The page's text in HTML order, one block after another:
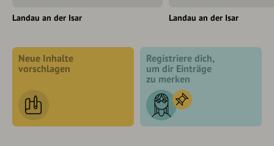
Landau an der Isar Landau an der Isar
Neue Inhalte
vorschlagen
Registriere dich,
um dir Einträge
zu merken